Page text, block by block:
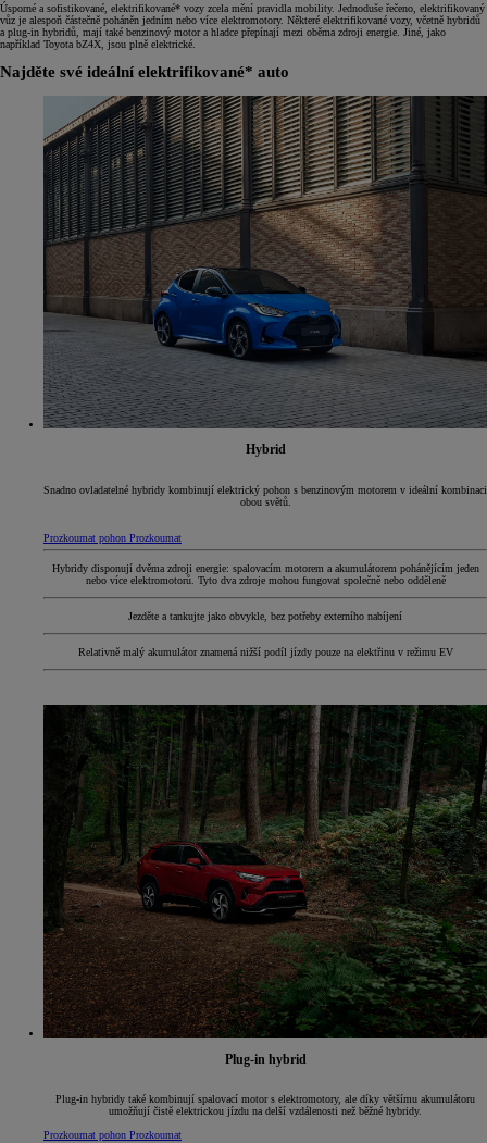
Úsporné a sofistikované, elektrifikované* vozy zcela mění pravidla mobility. Jednoduše řečeno, elektrifikovaný
vůz je alespoň částečně poháněn jedním nebo více elektromotory. Některé elektrifikované vozy, včetně hybridů
a plug-in hybridů, mají také benzinový motor a hladce přepínají mezi oběma zdroji energie. Jiné, jako
například Toyota bZ4X, jsou plně elektrické.
Najděte své ideální elektrifikované* auto
Hybrid
Snadno ovladatelné hybridy kombinují elektrický pohon s benzinovým motorem v ideální kombinaci
obou světů.
Prozkoumat pohon Prozkoumat
Hybridy disponují dvěma zdroji energie: spalovacím motorem a akumulátorem pohánějícím jeden
nebo více elektromotorů. Tyto dva zdroje mohou fungovat společně nebo odděleně
Jezděte a tankujte jako obvykle, bez potřeby externího nabíjení
Relativně malý akumulátor znamená nižší podíl jízdy pouze na elektřinu v režimu EV
Plug-in hybrid
Plug-in hybridy také kombinují spalovací motor s elektromotory, ale díky většímu akumulátoru
umožňují čistě elektrickou jízdu na delší vzdálenosti než běžné hybridy.
Prozkoumat pohon Prozkoumat